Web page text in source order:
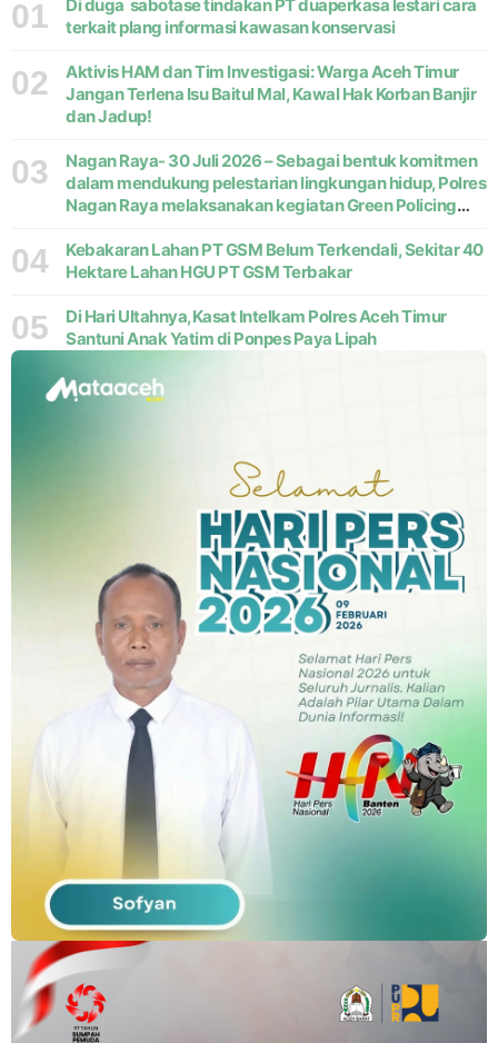
01
Di duga sabotase tindakan PT duaperkasa lestari cara
terkait plang informasi kawasan konservasi
02
Aktivis HAM dan Tim Investigasi: Warga Aceh Timur
Jangan Terlena Isu Baitul Mal, Kawal Hak Korban Banjir
dan Jadup!
03
Nagan Raya- 30 Juli 2026 – Sebagai bentuk komitmen
dalam mendukung pelestarian lingkungan hidup, Polres
Nagan Raya melaksanakan kegiatan Green Policing
Kecamatan Beutong, Kabupaten
04
Kebakaran Lahan PT GSM Belum Terkendali, Sekitar 40
Hektare Lahan HGU PT GSM Terbakar
05
Di Hari Ultahnya,Kasat Intelkam Polres Aceh Timur
Santuni Anak Yatim di Ponpes Paya Lipah